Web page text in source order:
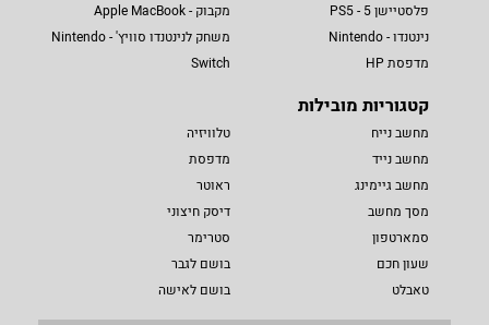
פלסטיישן 5 - PS5
נינטנדו - Nintendo
מדפסת HP
מקבוק - Apple MacBook
משחק לנינטנדו סוויץ' - Nintendo
Switch
קטגוריות מובילות
מחשב נייח
מחשב נייד
מחשב גיימינג
מסך מחשב
סמארטפון
שעון חכם
טאבלט
טלוויזיה
מדפסת
ראוטר
דיסק חיצוני
סטרימר
בושם לגבר
בושם לאישה